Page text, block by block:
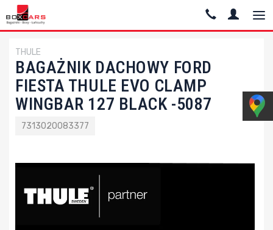
THULE
BAGAŻNIK DACHOWY FORD
FIESTA THULE EVO CLAMP
WINGBAR 127 BLACK -5087
7313020083377